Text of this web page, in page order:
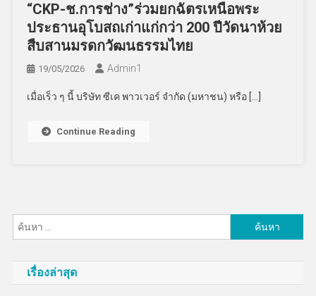
“CKP-ช.การช่าง”ร่วมยกฉัตรเหนือพระ
ประธานอุโบสถเก่าแก่กว่า 200 ปีวัดนาห้วย
สืบสานมรดกวัฒนธรรมไทย
19/05/2026 Admin​1
เมื่อเร็ว ๆ นี้ บริษัท ซีเค พาวเวอร์ จำกัด (มหาชน) หรือ […]
Continue Reading
สำหรับ:
เรื่องล่าสุด